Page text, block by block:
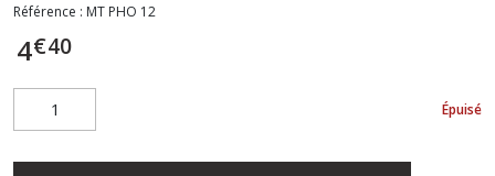
Référence : MT PHO 12
4€40
Épuisé